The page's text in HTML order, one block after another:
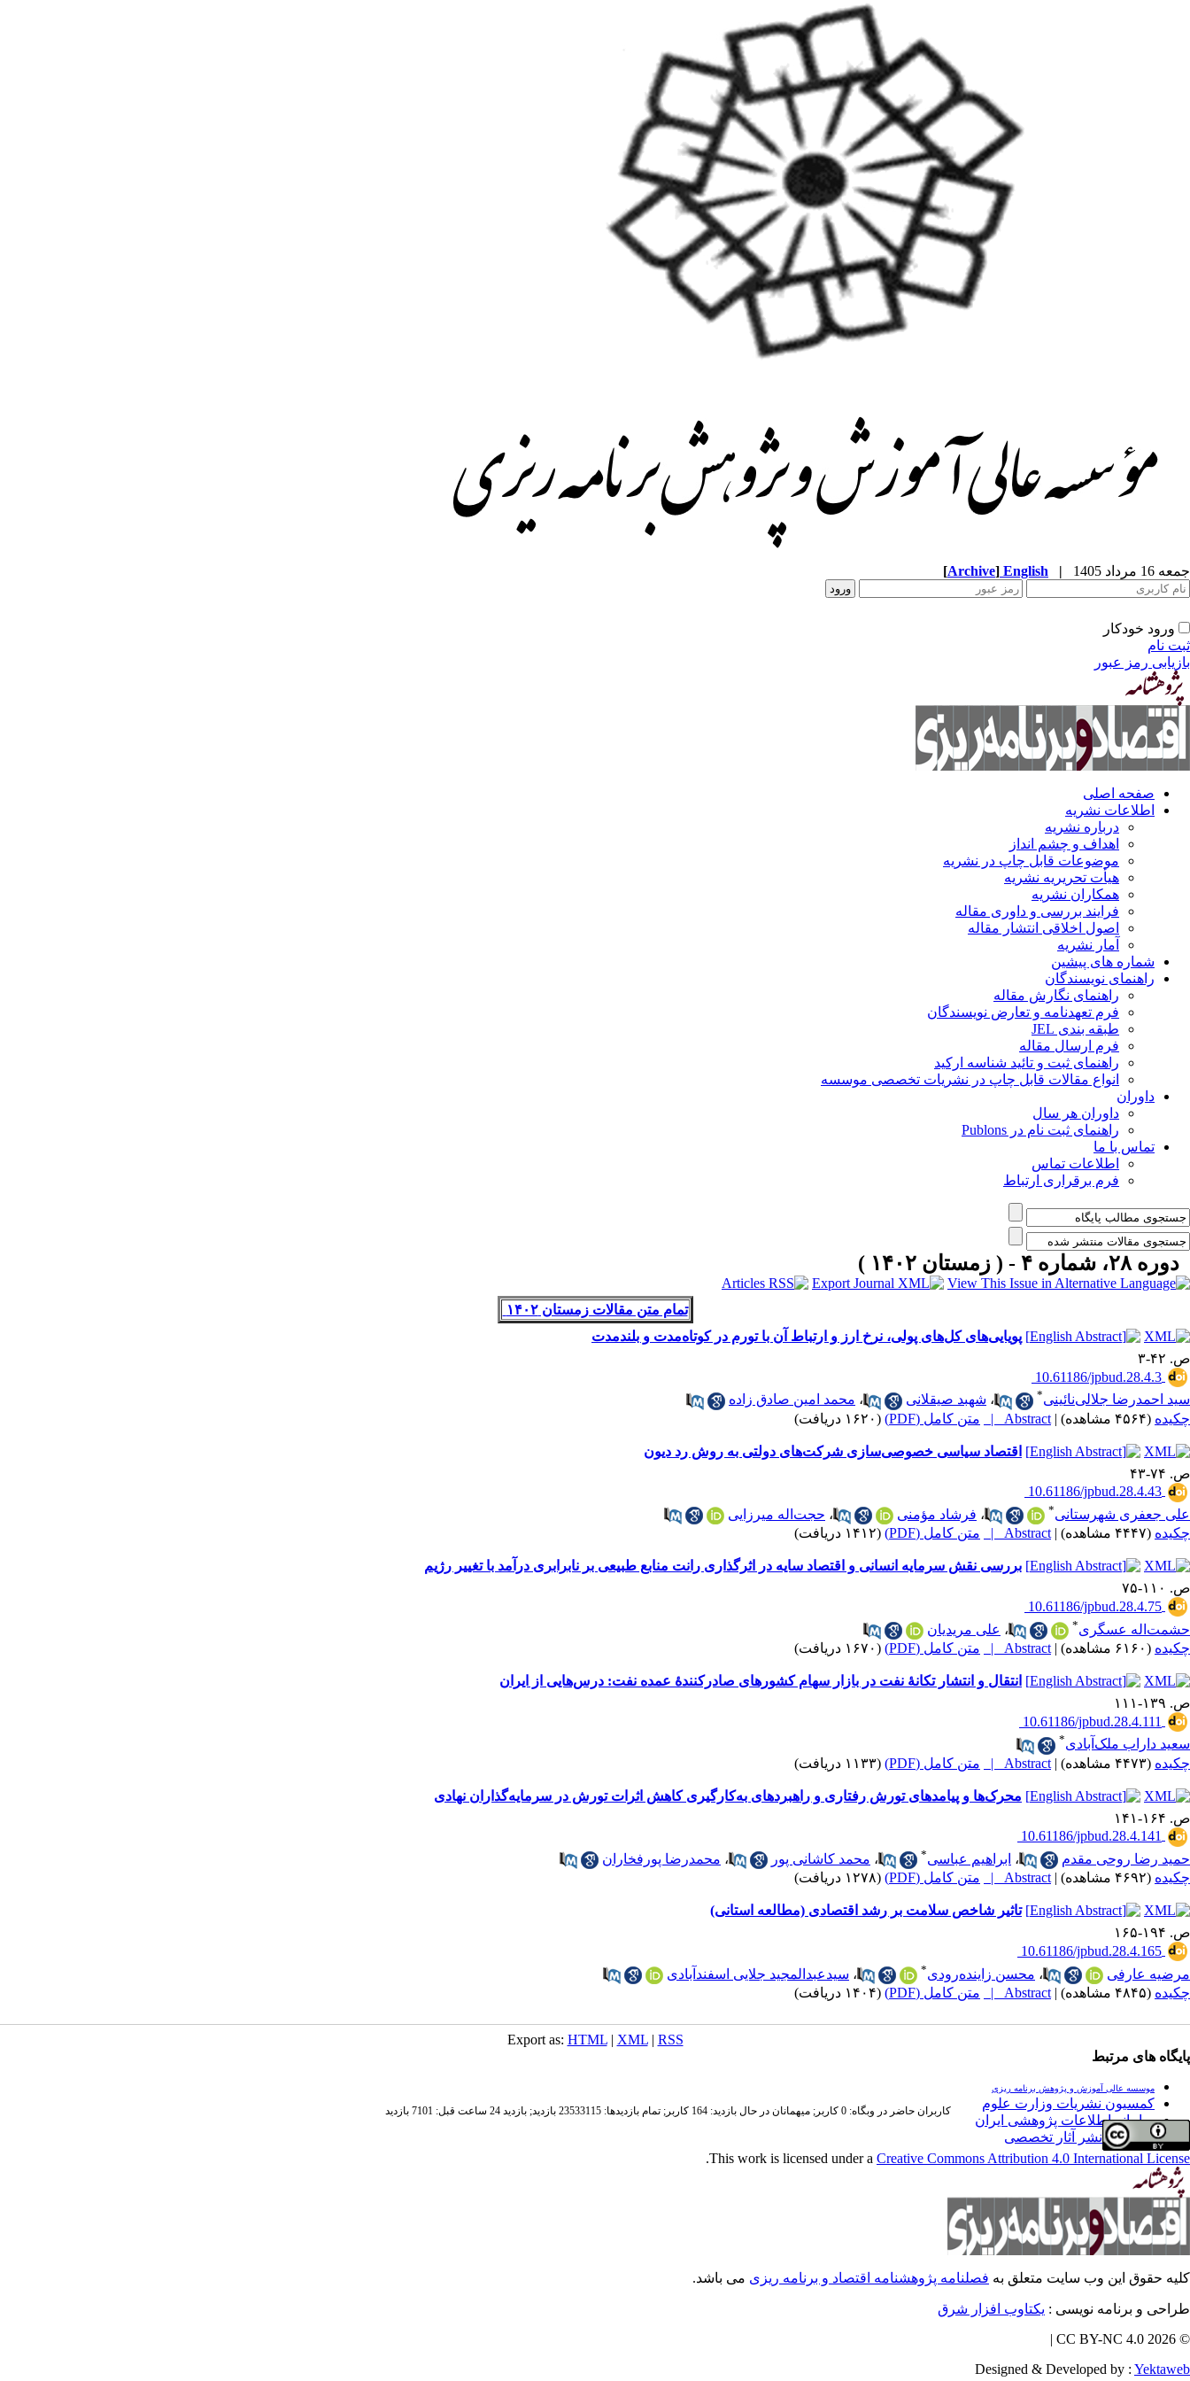
جمعه 16 مرداد 1405 |
English
[Archive]
ورود خودکار
ثبت نام
بازیابی رمز عبور
صفحه اصلی
اطلاعات نشریه
درباره نشریه
اهداف و چشم انداز
موضوعات قابل چاپ در نشریه
هیأت تحریریه نشریه
همکاران نشریه
فرایند بررسی و داوری مقاله
اصول اخلاقی انتشار مقاله
آمار نشریه
شماره های پیشین
راهنمای نویسندگان
راهنمای نگارش مقاله
فرم تعهدنامه و تعارض نویسندگان
طبقه بندی JEL
فرم ارسال مقاله
راهنمای ثبت و تائید شناسه ارکید
انواع مقالات قابل چاپ در نشریات تخصصی موسسه
داوران
داوران هر سال
راهنمای ثبت نام در Publons
تماس با ما
اطلاعات تماس
فرم برقراری ارتباط
دوره ۲۸، شماره ۴ - ( زمستان ۱۴۰۲ )
تمام متن مقالات زمستان ۱۴۰۲
پویایی‌های کل‎‌‌های پولی، نرخ ارز و ارتباط آن با تورم در کوتاه‌مدت و بلندمدت
ص. ۴۲-۳
‎ 10.61186/jpbud.28.4.3
سید احمدرضا جلالی‌نائینی* ، شهبد صیقلانی ، محمد امین صادق زاده
چکیده (۴۵۶۴ مشاهده) |
Abstract | متن کامل (PDF) (۱۶۲۰ دریافت)
اقتصاد سیاسی خصوصی‌سازی شرکت‌های دولتی به روش رد دیون
ص. ۷۴-۴۳
‎ 10.61186/jpbud.28.4.43
علی جعفری شهرستانی* ، فرشاد مؤمنی ، حجت‌اله میرزایی
چکیده (۴۴۴۷ مشاهده) |
Abstract | متن کامل (PDF) (۱۴۱۲ دریافت)
بررسی نقش سرمایه انسانی و اقتصاد سایه در اثرگذاری رانت منابع طبیعی بر نابرابری درآمد با تغییر رژیم
ص. ۱۱۰-۷۵
‎ 10.61186/jpbud.28.4.75
حشمت‌اله عسگری* ، علی مریدیان
چکیده (۶۱۶۰ مشاهده) |
Abstract | متن کامل (PDF) (۱۶۷۰ دریافت)
انتقال و انتشار تکانۀ نفت در بازار سهام کشورهای صادرکنندۀ عمده نفت: درس‌هایی از ایران
ص. ۱۳۹-۱۱۱
‎ 10.61186/jpbud.28.4.111
سعید داراب ملک‌آبادی*
چکیده (۴۴۷۳ مشاهده) |
Abstract | متن کامل (PDF) (۱۱۳۳ دریافت)
محرک‌ها و پیامدهای تورش رفتاری و راهبرد‌های به‌‌کارگیری کاهش اثرات تورش در سرمایه‌گذاران نهادی
ص. ۱۶۴-۱۴۱
‎ 10.61186/jpbud.28.4.141
حمید رضا روحی مقدم
، ابراهیم عباسی* ، محمد کاشانی پور ، محمدرضا پورفخاران
چکیده (۴۶۹۲ مشاهده) |
Abstract | متن کامل (PDF) (۱۲۷۸ دریافت)
تاثیر شاخص سلامت بر رشد اقتصادی (مطالعه استانی)
ص. ۱۹۴-۱۶۵
‎ 10.61186/jpbud.28.4.165
مرضیه عارفی
، محسن زاینده‌‎رودی * ، سیدعبدالمجید جلایی اسفندآبادی
چکیده (۴۸۴۵ مشاهده) |
Abstract | متن کامل (PDF) (۱۴۰۴ دریافت)
Export as: HTML| XML| RSS
پایگاه های مرتبط
موسسه عالی آموزش و پژوهش برنامه ریزی
کمسیون نشریات وزارت علوم
سامانه اطلاعات پژوهشی ایران
فراخوان نشر آثار تخصصی
کاربران حاضر در وبگاه: 0 کاربر; میهمانان در حال بازدید: 164 کاربر; تمام بازدید‌ها: 23533115 بازدید; بازدید 24 ساعت قبل: 7101 بازدید
This work is licensed under a Creative Commons Attribution 4.0 International License
.
کلیه حقوق این وب سایت متعلق به فصلنامه پژوهشنامه اقتصاد و برنامه ریزی می باشد.
طراحی و برنامه نویسی : یکتاوب افزار شرق
© 2026 CC BY-NC 4.0 |
Designed & Developed by : Yektaweb